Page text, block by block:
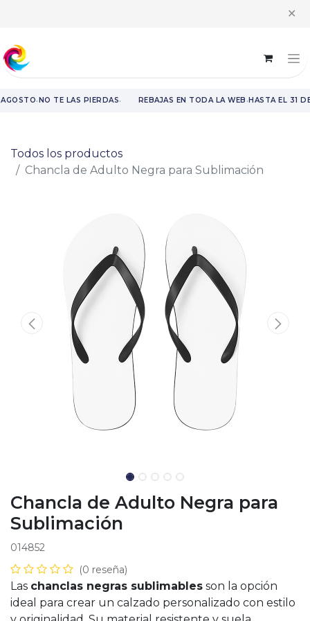
✕
·NO TE LAS PIERDAS· REBAJAS EN TODA LA WEB· HASTA EL 31
Todos los productos
Chancla de Adulto Negra para Sublimación
Chancla de Adulto Negra para
Sublimación
014852
(0 reseña)
Las chanclas negras sublimables son la opción
ideal para crear un calzado personalizado con estilo